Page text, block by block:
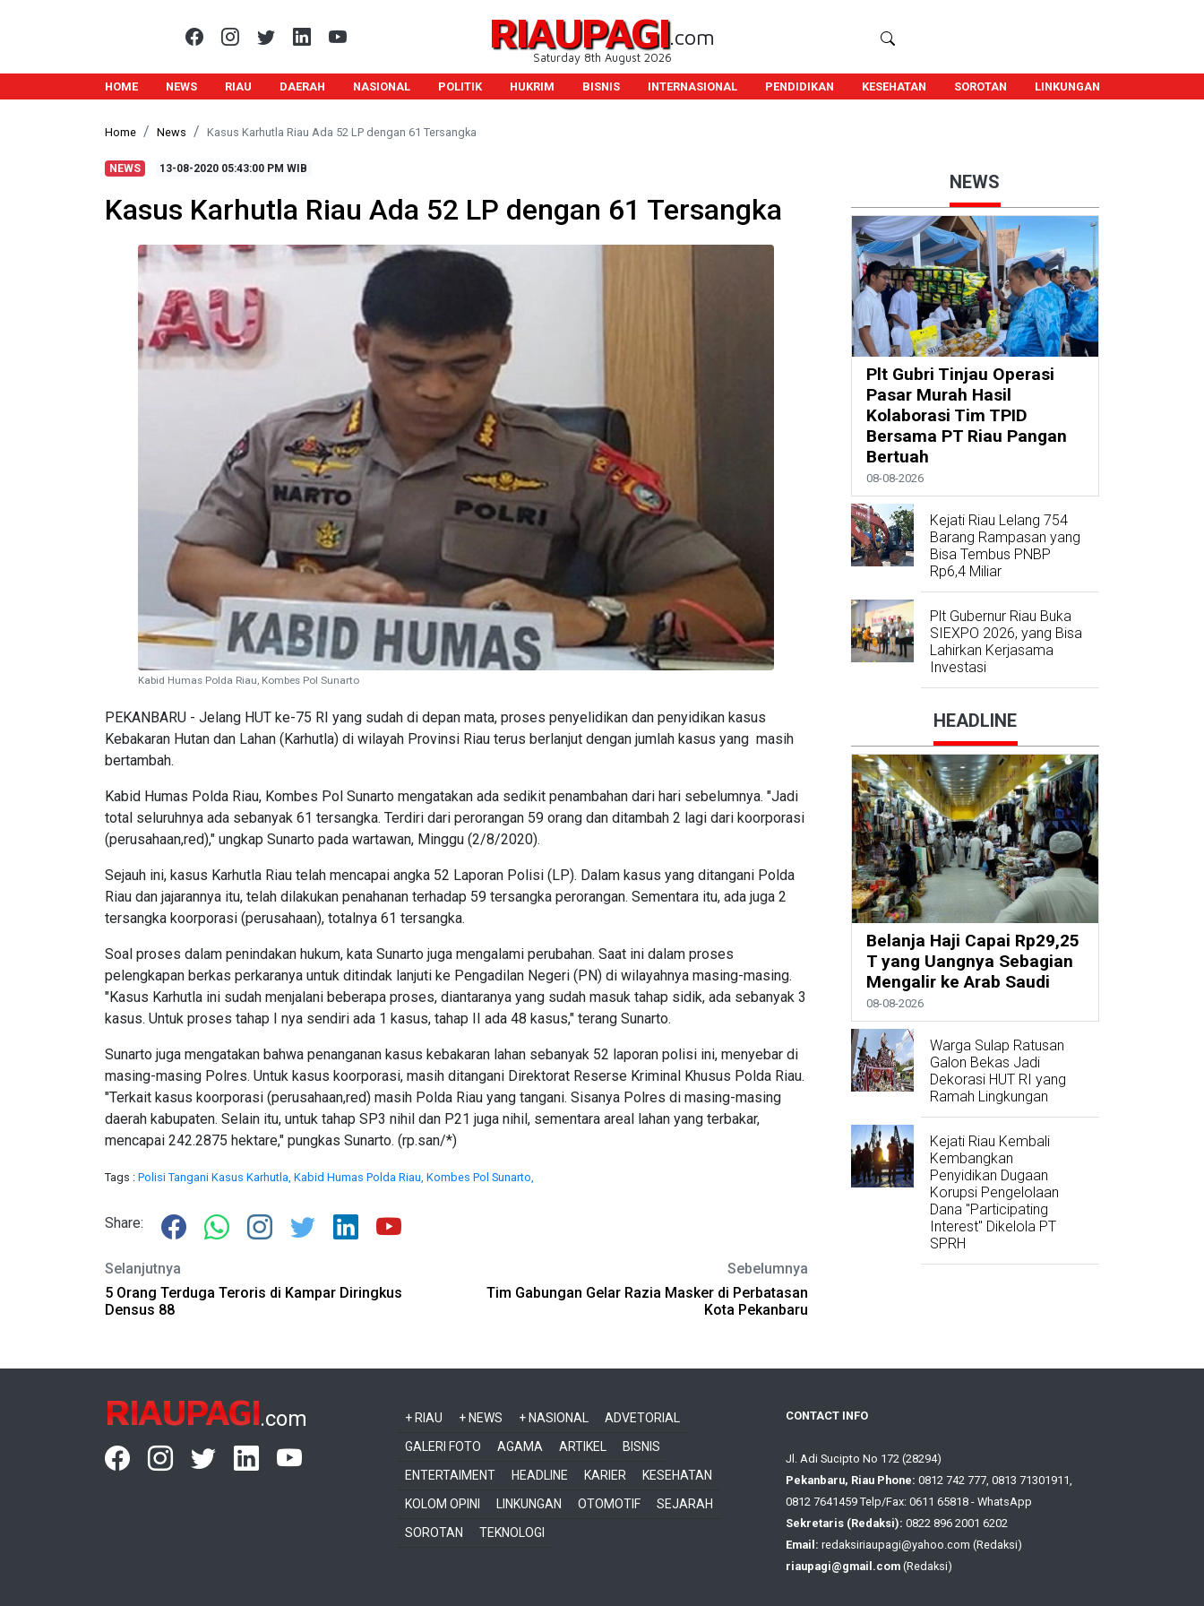
RIAUPAGI.com
Saturday 8th August 2026
HOME NEWS RIAU DAERAH NASIONAL POLITIK HUKRIM BISNIS INTERNASIONAL PENDIDIKAN KESEHATAN SOROTAN LINKUNGAN
Home News Kasus Karhutla Riau Ada 52 LP dengan 61 Tersangka
NEWS 13-08-2020 05:43:00 PM WIB
Kasus Karhutla Riau Ada 52 LP dengan 61 Tersangka
Kabid Humas Polda Riau, Kombes Pol Sunarto
PEKANBARU - Jelang HUT ke-75 RI yang sudah di depan mata, proses penyelidikan dan penyidikan kasus
Kebakaran Hutan dan Lahan (Karhutla) di wilayah Provinsi Riau terus berlanjut dengan jumlah kasus yang masih
bertambah.
Kabid Humas Polda Riau, Kombes Pol Sunarto mengatakan ada sedikit penambahan dari hari sebelumnya. "Jadi
total seluruhnya ada sebanyak 61 tersangka. Terdiri dari perorangan 59 orang dan ditambah 2 lagi dari koorporasi
(perusahaan,red)," ungkap Sunarto pada wartawan, Minggu (2/8/2020).
Sejauh ini, kasus Karhutla Riau telah mencapai angka 52 Laporan Polisi (LP). Dalam kasus yang ditangani Polda
Riau dan jajarannya itu, telah dilakukan penahanan terhadap 59 tersangka perorangan. Sementara itu, ada juga 2
tersangka koorporasi (perusahaan), totalnya 61 tersangka.
Soal proses dalam penindakan hukum, kata Sunarto juga mengalami perubahan. Saat ini dalam proses
pelengkapan berkas perkaranya untuk ditindak lanjuti ke Pengadilan Negeri (PN) di wilayahnya masing-masing.
"Kasus Karhutla ini sudah menjalani beberapa proses, diantaranya yang sudah masuk tahap sidik, ada sebanyak 3
kasus. Untuk proses tahap I nya sendiri ada 1 kasus, tahap II ada 48 kasus," terang Sunarto.
Sunarto juga mengatakan bahwa penanganan kasus kebakaran lahan sebanyak 52 laporan polisi ini, menyebar di
masing-masing Polres. Untuk kasus koorporasi, masih ditangani Direktorat Reserse Kriminal Khusus Polda Riau.
"Terkait kasus koorporasi (perusahaan,red) masih Polda Riau yang tangani. Sisanya Polres di masing-masing
daerah kabupaten. Selain itu, untuk tahap SP3 nihil dan P21 juga nihil, sementara areal lahan yang terbakar,
mencapai 242.2875 hektare," pungkas Sunarto. (rp.san/*)
Tags : Polisi Tangani Kasus Karhutla, Kabid Humas Polda Riau, Kombes Pol Sunarto,
Share:
Selanjutnya
5 Orang Terduga Teroris di Kampar Diringkus
Densus 88
Sebelumnya
Tim Gabungan Gelar Razia Masker di Perbatasan
Kota Pekanbaru
NEWS
Plt Gubri Tinjau Operasi
Pasar Murah Hasil
Kolaborasi Tim TPID
Bersama PT Riau Pangan
Bertuah
08-08-2026
Kejati Riau Lelang 754
Barang Rampasan yang
Bisa Tembus PNBP
Rp6,4 Miliar
Plt Gubernur Riau Buka
SIEXPO 2026, yang Bisa
Lahirkan Kerjasama
Investasi
HEADLINE
Belanja Haji Capai Rp29,25
T yang Uangnya Sebagian
Mengalir ke Arab Saudi
08-08-2026
Warga Sulap Ratusan
Galon Bekas Jadi
Dekorasi HUT RI yang
Ramah Lingkungan
Kejati Riau Kembali
Kembangkan
Penyidikan Dugaan
Korupsi Pengelolaan
Dana "Participating
Interest" Dikelola PT
SPRH
RIAUPAGI.com + RIAU + NEWS + NASIONAL
ADVETORIAL
GALERI FOTO
AGAMA ARTIKEL
BISNIS
ENTERTAIMENT
HEADLINE KARIER
KESEHATAN
KOLOM OPINI
LINKUNGAN OTOMOTIF
SEJARAH
SOROTAN
TEKNOLOGI
CONTACT INFO
Jl. Adi Sucipto No 172 (28294)
Pekanbaru, Riau Phone: 0812 742 777, 0813 71301911,
0812 7641459 Telp/Fax: 0611 65818 - WhatsApp
Sekretaris (Redaksi): 0822 896 2001 6202
Email: redaksiriaupagi@yahoo.com (Redaksi)
riaupagi@gmail.com (Redaksi)